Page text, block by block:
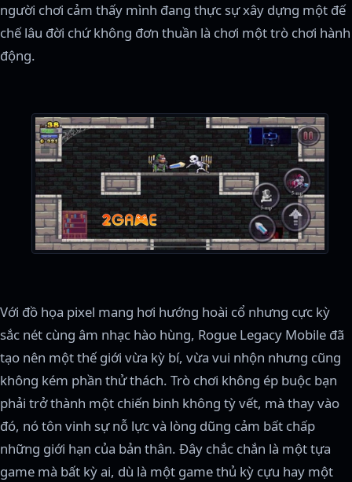
người chơi cảm thấy mình đang thực sự xây dựng một đế
chế lâu đời chứ không đơn thuần là chơi một trò chơi hành
động.
Với đồ họa pixel mang hơi hướng hoài cổ nhưng cực kỳ
sắc nét cùng âm nhạc hào hùng, Rogue Legacy Mobile đã
tạo nên một thế giới vừa kỳ bí, vừa vui nhộn nhưng cũng
không kém phần thử thách. Trò chơi không ép buộc bạn
phải trở thành một chiến binh không tỳ vết, mà thay vào
đó, nó tôn vinh sự nỗ lực và lòng dũng cảm bất chấp
những giới hạn của bản thân. Đây chắc chắn là một tựa
game mà bất kỳ ai, dù là một game thủ kỳ cựu hay một